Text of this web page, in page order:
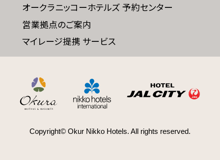
オークラニッコーホテルズ 予約センター
営業拠点のご案内
マイレージ提携 サービス
Copyright© Okur Nikko Hotels. All rights reserved.